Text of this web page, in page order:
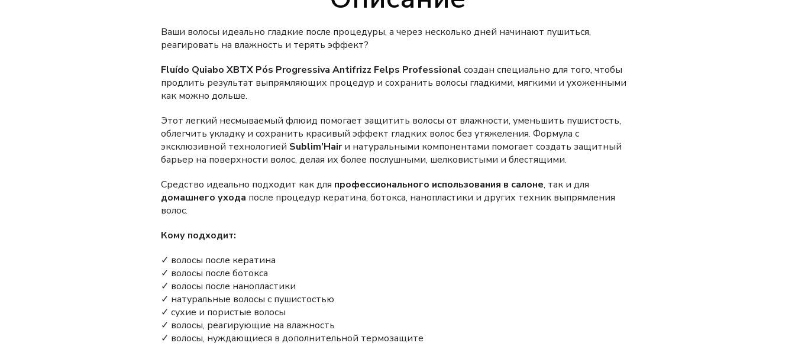
Ваши волосы идеально гладкие после процедуры, а через несколько дней начинают пушиться,
реагировать на влажность и терять эффект?
Fluído Quiabo XBTX Pós Progressiva Antifrizz Felps Professional создан специально для того, чтобы
продлить результат выпрямляющих процедур и сохранить волосы гладкими, мягкими и ухоженными
как можно дольше.
Этот легкий несмываемый флюид помогает защитить волосы от влажности, уменьшить пушистость,
облегчить укладку и сохранить красивый эффект гладких волос без утяжеления. Формула с
эксклюзивной технологией Sublim’Hairи натуральными компонентами помогает создать защитный
барьер на поверхности волос, делая их более послушными, шелковистыми и блестящими.
Средство идеально подходит как для профессионального использования в салоне, так и для
домашнего ухода после процедур кератина, ботокса, нанопластики и других техник выпрямления
волос.
Кому подходит:
✓ волосы после кератина
✓ волосы после ботокса
✓ волосы после нанопластики
✓ натуральные волосы с пушистостью
✓ сухие и пористые волосы
✓ волосы, реагирующие на влажность
✓ волосы, нуждающиеся в дополнительной термозащите